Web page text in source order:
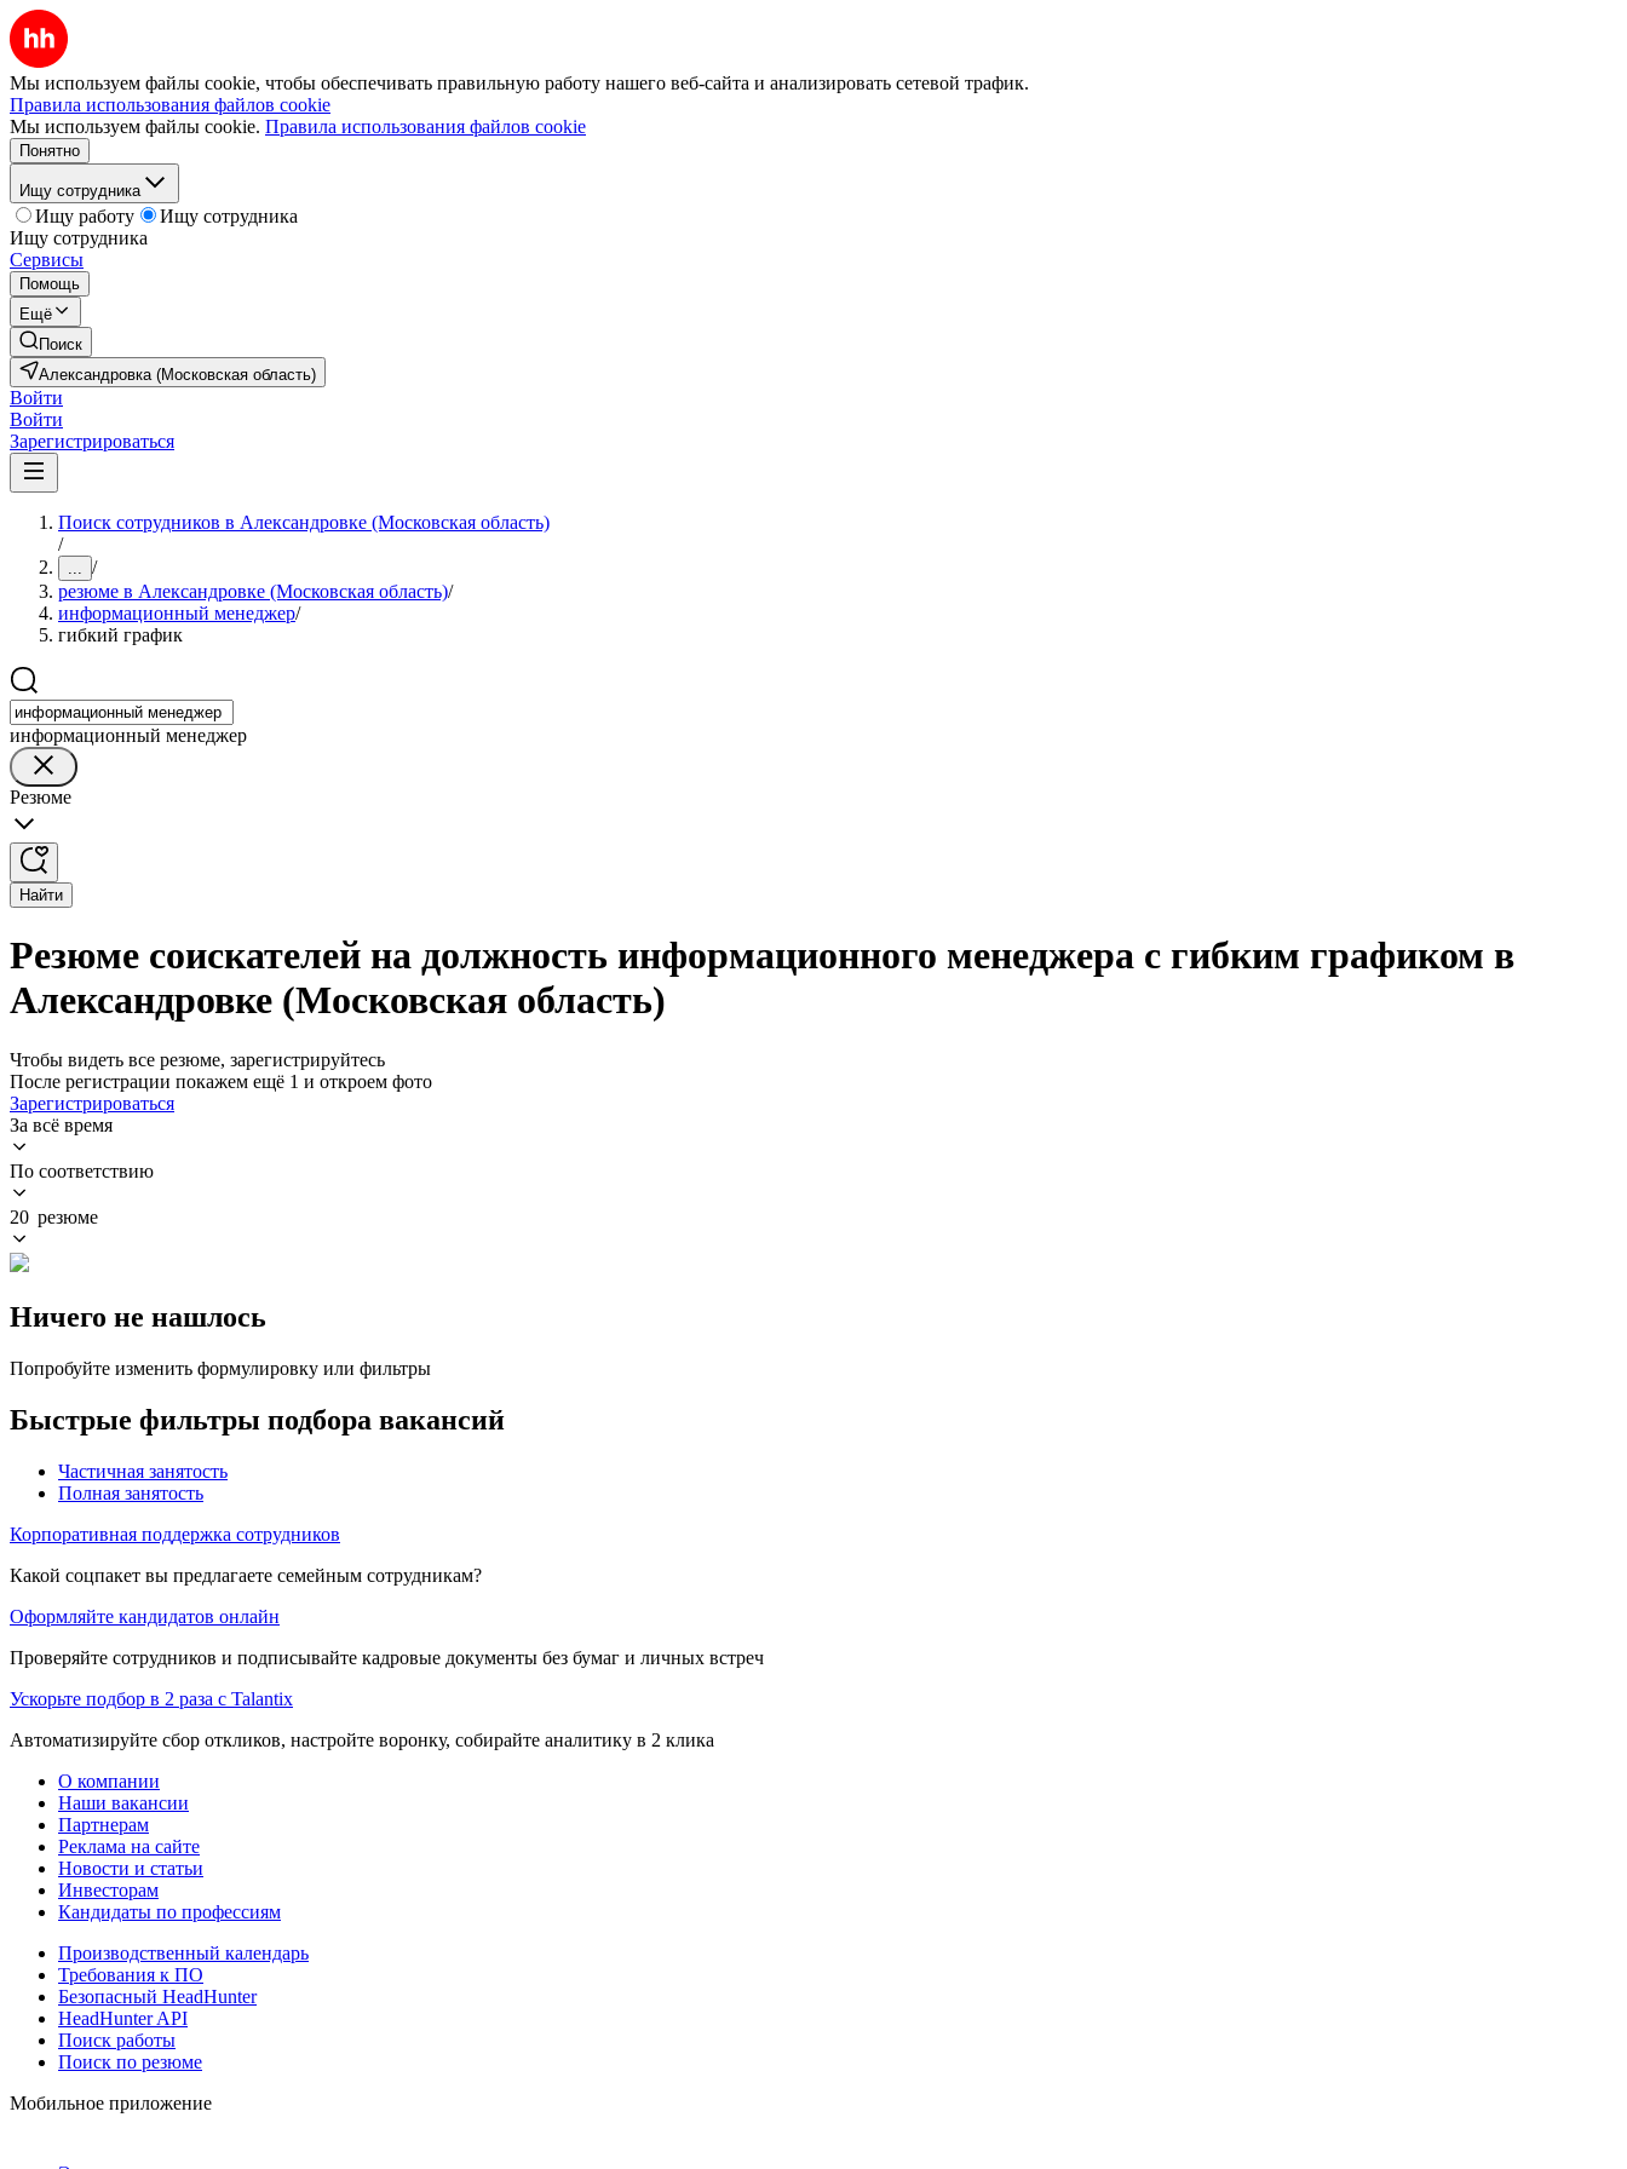
Мы используем файлы cookie, чтобы обеспечивать правильную работу нашего веб-сайта и анализировать сетевой трафик.
Правила использования файлов cookie
Мы используем файлы cookie. Правила использования файлов cookie
Понятно
Ищу сотрудника
Ищу работу
Ищу сотрудника
Ищу сотрудника
Сервисы
Помощь
Ещё
Поиск
Александровка (Московская область)
Войти
Войти
Зарегистрироваться
Поиск сотрудников в Александровке (Московская область)
/
... /
резюме в Александровке (Московская область)/
информационный менеджер/
гибкий график
информационный менеджер
Резюме
Найти
Резюме соискателей на должность информационного менеджера с гибким графиком в
Александровке (Московская область)
Чтобы видеть все резюме, зарегистрируйтесь
После регистрации покажем ещё 1 и откроем фото
Зарегистрироваться
За всё время
По соответствию
20 резюме
Ничего не нашлось
Попробуйте изменить формулировку или фильтры
Быстрые фильтры подбора вакансий
Частичная занятость
Полная занятость
Корпоративная поддержка сотрудников
Какой соцпакет вы предлагаете семейным сотрудникам?
Оформляйте кандидатов онлайн
Проверяйте сотрудников и подписывайте кадровые документы без бумаг и личных встреч
Ускорьте подбор в 2 раза с Talantix
Автоматизируйте сбор откликов, настройте воронку, собирайте аналитику в 2 клика
О компании
Наши вакансии
Партнерам
Реклама на сайте
Новости и статьи
Инвесторам
Кандидаты по профессиям
Производственный календарь
Требования к ПО
Безопасный HeadHunter
HeadHunter API
Поиск работы
Поиск по резюме
Мобильное приложение